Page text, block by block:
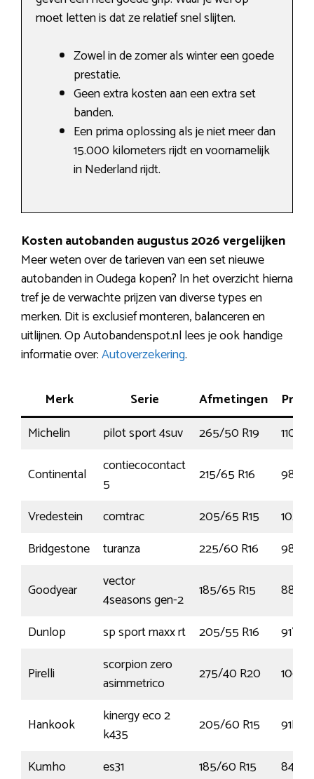
moet letten is dat ze relatief snel slijten.
Zowel in de zomer als winter een goede
prestatie.
Geen extra kosten aan een extra set
banden.
Een prima oplossing als je niet meer dan
15.000 kilometers rijdt en voornamelijk
in Nederland rijdt.
Kosten autobanden augustus 2026 vergelijken
Meer weten over de tarieven van een set nieuwe
autobanden in Oudega kopen? In het overzicht hierna
tref je de verwachte prijzen van diverse types en
merken. Dit is exclusief monteren, balanceren en
uitlijnen. Op Autobandenspot.nl lees je ook handige
informatie over:Autoverzekering.
Merk Serie Afmetingen
Michelin
pilot sport 4suv 265/50 R19
110Y
Continental
contiecocontact
5
215/65 R16
98H
Vredestein
comtrac 205/65 R15
102T
Bridgestone
turanza 225/60 R16
98V
Goodyear
vector
4seasons gen-2
185/65 R15
88T
Dunlop
sp sport maxx rt 205/55 R16
91Y
Pirelli
scorpion zero
asimmetrico
275/40 R20 106Y
Hankook
kinergy eco 2
k435
205/60 R15
91H
Kumho
es31 185/60 R15
84T